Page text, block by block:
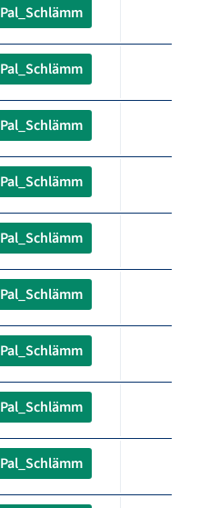
Pal_Schlämm
Pal_Schlämm
Pal_Schlämm
Pal_Schlämm
Pal_Schlämm
Pal_Schlämm
Pal_Schlämm
Pal_Schlämm
Pal_Schlämm